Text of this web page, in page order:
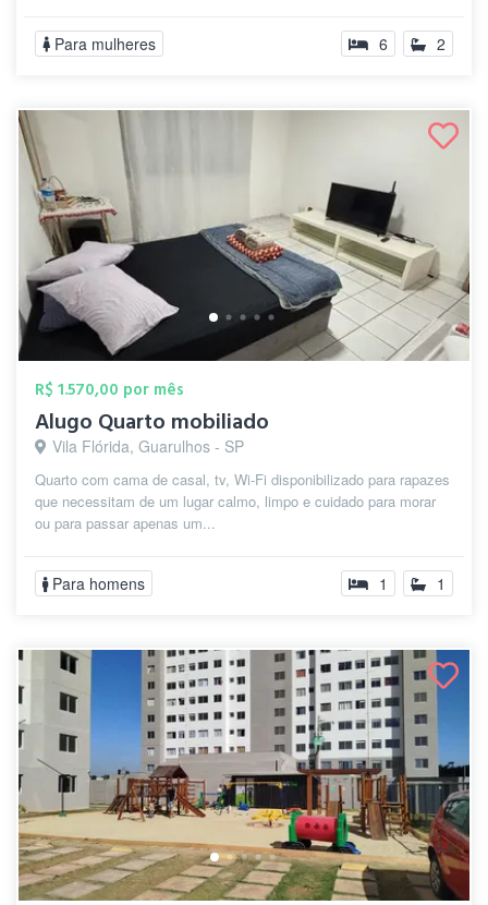
Para mulheres 6 2
R$ 1.570,00 por mês
Alugo Quarto mobiliado
Vila Flórida, Guarulhos - SP
Quarto com cama de casal, tv, Wi-Fi disponibilizado para rapazes
que necessitam de um lugar calmo, limpo e cuidado para morar
ou para passar apenas um...
Para homens 1 1